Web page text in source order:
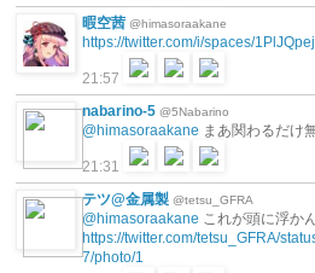
暇空茜 @himasoraakane
https://twitter.com/i/spaces/
21:57
nabarino-5 @5Nabarino
@himasoraakane まあ関わるだけ
21:31
テツ@金属製 @tetsu_GFRA
@himasoraakane これが頭に浮か
https://twitter.com/tetsu_GFRA/
7/photo/1